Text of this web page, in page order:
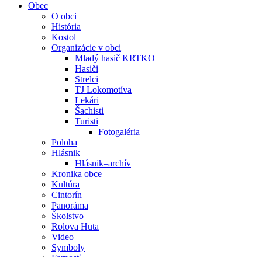
Obec
O obci
História
Kostol
Organizácie v obci
Mladý hasič KRTKO
Hasiči
Strelci
TJ Lokomotíva
Lekári
Šachisti
Turisti
Fotogaléria
Poloha
Hlásnik
Hlásnik–archív
Kronika obce
Kultúra
Cintorín
Panoráma
Školstvo
Rolova Huta
Video
Symboly